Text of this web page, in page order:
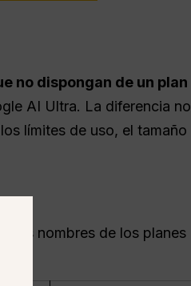
no dispongan de un plan
AI Ultra. La diferencia no
límites de uso, el tamaño
los nombres de los planes